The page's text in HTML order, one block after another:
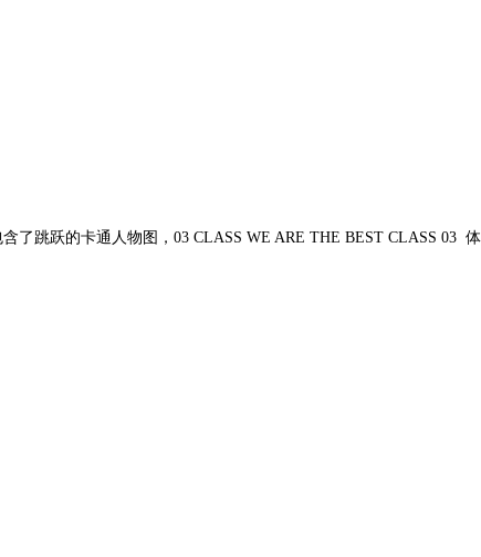
了跳跃的卡通人物图，03 CLASS WE ARE THE BEST CLASS 03 体